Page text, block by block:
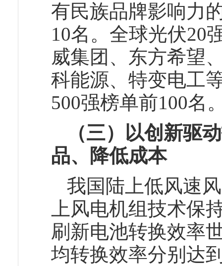
有民族品牌影响力
10名。全球光伏20
威集团、东方希望
科能源、特变电工
500强榜单前100名
（三）以创新驱
品、降低成本
我国陆上低风速
上风电机组技术保
刷新电池转换效率
均转换效率分别达